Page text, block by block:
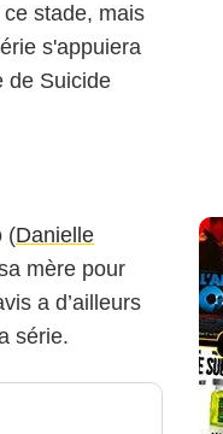
stade, mais
s'appuiera
de Suicide
(Danielle
mère pour
a d’ailleurs
série.